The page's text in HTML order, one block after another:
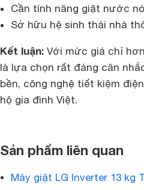
Cần tính năng giặt nước
Sở hữu hệ sinh thái nhà
Kết luận: Với mức giá chỉ
là lựa chọn rất đáng cân
bền, công nghệ tiết kiệm
hộ gia đình Việt.
Sản phẩm liên quan
Máy giặt LG Inverter 13 kg